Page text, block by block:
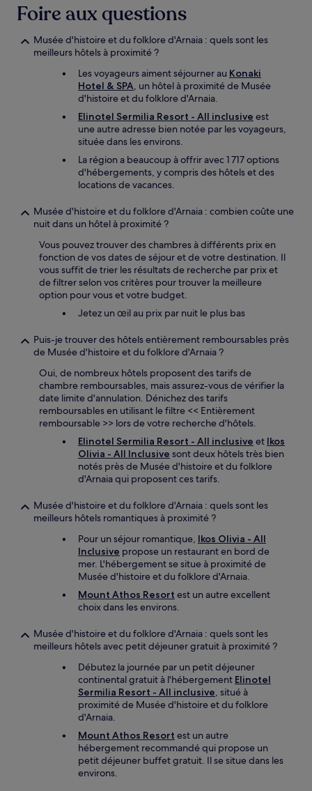
Foire aux questions
Musée d'histoire et du folklore d'Arnaia : quels sont les
meilleurs hôtels à proximité ?
Les voyageurs aiment séjourner au Konaki
Hotel & SPA, un hôtel à proximité de Musée
d'histoire et du folklore d'Arnaia.
Elinotel Sermilia Resort - All inclusive est
une autre adresse bien notée par les voyageurs,
située dans les environs.
La région a beaucoup à offrir avec 1 717 options
d'hébergements, y compris des hôtels et des
locations de vacances.
Musée d'histoire et du folklore d'Arnaia : combien coûte une
nuit dans un hôtel à proximité ?
Vous pouvez trouver des chambres à différents prix en
fonction de vos dates de séjour et de votre destination. Il
vous suffit de trier les résultats de recherche par prix et
de filtrer selon vos critères pour trouver la meilleure
option pour vous et votre budget.
Jetez un œil au prix par nuit le plus bas
Puis-je trouver des hôtels entièrement remboursables près
de Musée d'histoire et du folklore d'Arnaia ?
Oui, de nombreux hôtels proposent des tarifs de
chambre remboursables, mais assurez-vous de vérifier la
date limite d'annulation. Dénichez des tarifs
remboursables en utilisant le filtre << Entièrement
remboursable >> lors de votre recherche d'hôtels.
Elinotel Sermilia Resort - All inclusive et Ikos
Olivia - All Inclusive sont deux hôtels très bien
notés près de Musée d'histoire et du folklore
d'Arnaia qui proposent ces tarifs.
Musée d'histoire et du folklore d'Arnaia : quels sont les
meilleurs hôtels romantiques à proximité ?
Pour un séjour romantique, Ikos Olivia - All
Inclusive propose un restaurant en bord de
mer. L'hébergement se situe à proximité de
Musée d'histoire et du folklore d'Arnaia.
Mount Athos Resort est un autre excellent
choix dans les environs.
Musée d'histoire et du folklore d'Arnaia : quels sont les
meilleurs hôtels avec petit déjeuner gratuit à proximité ?
Débutez la journée par un petit déjeuner
continental gratuit à l'hébergement Elinotel
Sermilia Resort - All inclusive, situé à
proximité de Musée d'histoire et du folklore
d'Arnaia.
Mount Athos Resort est un autre
hébergement recommandé qui propose un
petit déjeuner buffet gratuit. Il se situe dans les
environs.